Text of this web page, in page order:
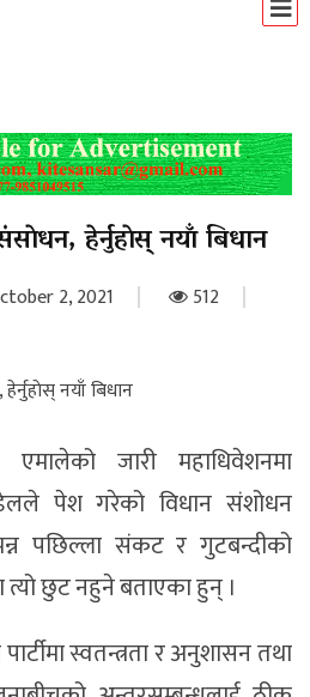
हेर्नुहाेस् नयाँ बिधान
2, 2021
512
एमालेको जारी महाधिवेशनमा
पेश गरेको विधान संशोधन
पछिल्ला संकट र गुटबन्दीको
त्यो छुट नहुने बताएका हुन् ।
स्वतन्त्रता र अनुशासन तथा